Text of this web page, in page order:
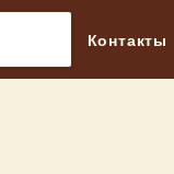
Контакты